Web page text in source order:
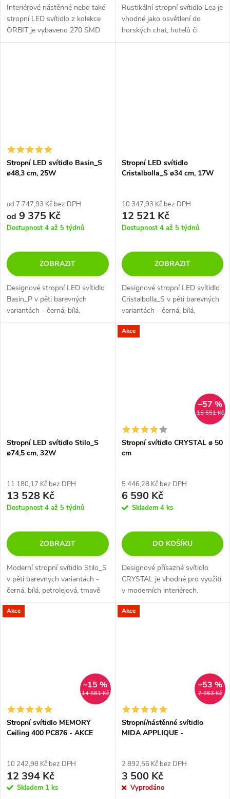
Interiérové nástěnné nebo také
stropní LED svítidlo z kolekce
ORBIT je vybaveno 270 SMD
LED 2835 diodami o výkonu
Rustikální stropní svítidlo Lea je
vhodné jako osvětlení do
horských chat, hotelů či
restaurací. Průměr stínidla je
Stropní LED svítidlo Basin_S
ø48,3 cm, 25W
od 7 747,93 Kč bez DPH
od 9 375 Kč
Dostupnost 4 až 5 týdnů
ZOBRAZIT
Designové stropní LED svítidlo
Basin_P v pěti barevných
variantách - černá, bílá,
broskvová, petrolejová a tmavě
Stropní LED svítidlo
Cristalbolla_S ø34 cm, 17W
10 347,93 Kč bez DPH
12 521 Kč
Dostupnost 4 až 5 týdnů
ZOBRAZIT
Designové stropní LED svítidlo
Cristalbolla_S v pěti barevných
variantách - černá, bílá,
broskvová, petrolejová a tmavě
modrá.
Stropní LED svítidlo Stilo_S
ø74,5 cm, 32W
11 180,17 Kč bez DPH
13 528 Kč
Dostupnost 4 až 5 týdnů
ZOBRAZIT
Moderní stropní svítidlo Stilo_S
v pěti barevných variantách -
černá, bílá, petrolejová, tmavě
modrá a broskvová.
Akce
15 551 Kč
–57 %
Stropní svítidlo CRYSTAL ø 50
cm
5 446,28 Kč bez DPH
6 590 Kč
Skladem 4 ks
DO KOŠÍKU
Designové přísazné svítidlo
CRYSTAL je vhodné pro využití
v moderních interiérech.
Akce
14 581 Kč
–15 %
Stropní svítidlo MEMORY
Ceiling 400 PC876 - AKCE
10 242,98 Kč bez DPH
12 394 Kč
Skladem 1 ks
Akce
7 563 Kč
–53 %
Stropní/nástěnné svítidlo
MIDA APPLIQUE -
2 892,56 Kč bez DPH
3 500 Kč
Vyprodáno